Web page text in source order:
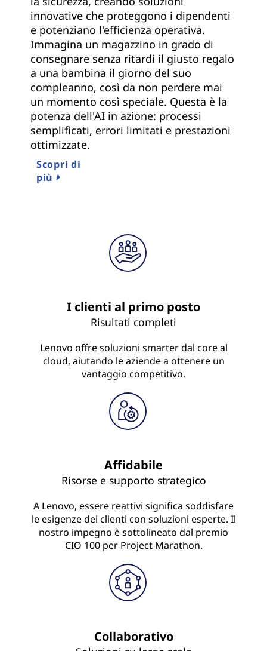
innovative che proteggono i dipendenti
e potenziano l'efficienza operativa.
Immagina un magazzino in grado di
consegnare senza ritardi il giusto regalo
a una bambina il giorno del suo
compleanno, così da non perdere mai
un momento così speciale. Questa è la
potenza dell'AI in azione: processi
semplificati, errori limitati e prestazioni
ottimizzate.
Scopri di
più
I clienti al primo posto
Risultati completi
Lenovo offre soluzioni smarter dal core al
cloud, aiutando le aziende a ottenere un
vantaggio competitivo.
Affidabile
Risorse e supporto strategico
A Lenovo, essere reattivi significa soddisfare
le esigenze dei clienti con soluzioni esperte. Il
nostro impegno è sottolineato dal premio
CIO 100 per Project Marathon.
Collaborativo